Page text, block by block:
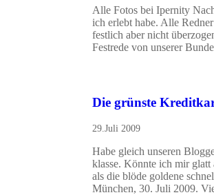
Alle Fotos bei Ipernity
ich erlebt habe. Alle
festlich aber nicht
Festrede von unserer
Die grünste
29.Juli 2009
Habe gleich unseren
klasse. Könnte ich mir glatt
als die blöde goldene
München, 30. Juli 2009.